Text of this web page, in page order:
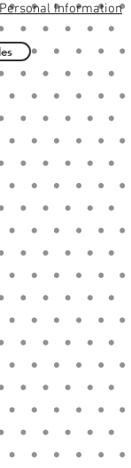
Information